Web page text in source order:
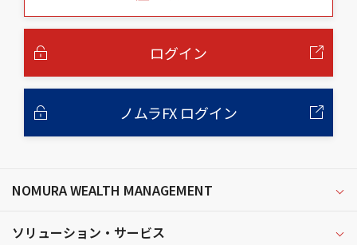
ログイン
ノムラFX ログイン
NOMURA WEALTH MANAGEMENT
ソリューション・サービス